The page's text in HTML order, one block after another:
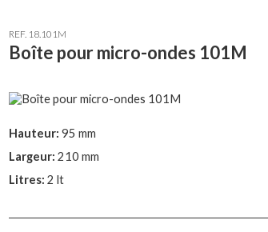
REF. 18.101M
Boîte pour micro-ondes 101M
Hauteur: 95 mm
Largeur: 210 mm
Litres: 2 lt